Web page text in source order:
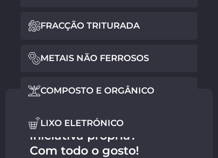
FRACÇÃO TRITURADA
METAIS NÃO FERROSOS
COMPOSTO E ORGÂNICO
LIXO ELETRÓNICO
Candidatar-se por
iniciativa própria?
Com todo o gosto!